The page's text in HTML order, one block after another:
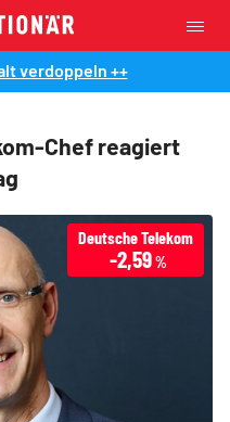
verdoppeln ++
Chef reagiert
Deutsche Telekom
-2,59 %